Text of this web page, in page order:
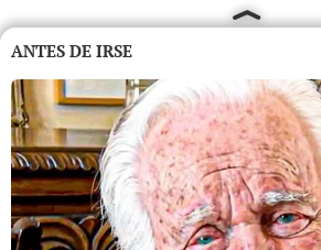
ANTES DE IRSE